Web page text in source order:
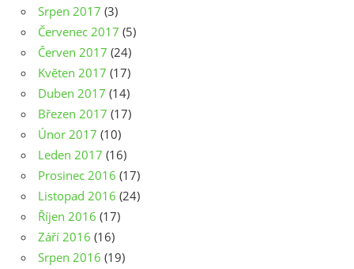
Srpen 2017 (3)
Červenec 2017 (5)
Červen 2017 (24)
Květen 2017 (17)
Duben 2017 (14)
Březen 2017 (17)
Únor 2017 (10)
Leden 2017 (16)
Prosinec 2016 (17)
Listopad 2016 (24)
Říjen 2016 (17)
Září 2016 (16)
Srpen 2016 (19)